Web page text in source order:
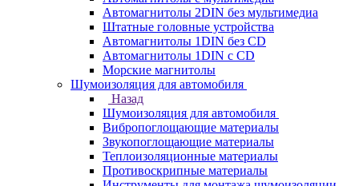
Автомагнитолы 2DIN без мультимедиа
Штатные головные устройства
Автомагнитолы 1DIN без CD
Автомагнитолы 1DIN с CD
Морские магнитолы
Шумоизоляция для автомобиля
Назад
Шумоизоляция для автомобиля
Вибропоглощающие материалы
Звукопоглощающие материалы
Теплоизоляционные материалы
Противоскрипные материалы